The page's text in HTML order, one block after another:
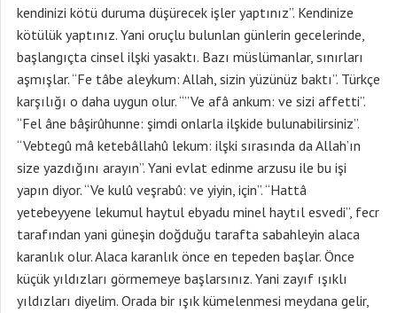
kendinizi kötü duruma düşürecek işler yaptınız”. Kendinize
kötülük yaptınız. Yani oruçlu bulunlan günlerin gecelerinde,
başlangıçta cinsel ilşki yasaktı. Bazı müslümanlar, sınırları
aşmışlar. “Fe tâbe aleykum: Allah, sizin yüzünüz baktı”. Türkçe
karşılığı o daha uygun olur. “”Ve afâ ankum: ve sizi affetti”.
“Fel âne bâşirûhunne: şimdi onlarla ilşkide bulunabilirsiniz”.
“Vebtegû mâ ketebâllahû lekum: ilşki sırasında da Allah’ın
size yazdığını arayın”. Yani evlat edinme arzusu ile bu işi
yapın diyor. “Ve kulû veşrabû: ve yiyin, için”. “Hattâ
yetebeyyene lekumul haytul ebyadu minel haytıl esvedi”, fecr
tarafından yani güneşin doğduğu tarafta sabahleyin alaca
karanlık olur. Alaca karanlık önce en tepeden başlar. Önce
küçük yıldızları görmemeye başlarsınız. Yani zayıf ışıklı
yıldızları diyelim. Orada bir ışık kümelenmesi meydana gelir,